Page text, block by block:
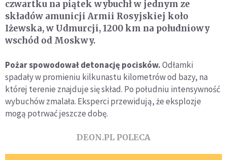
czwartku na piątek wybuchł w jednym ze
składów amunicji Armii Rosyjskiej koło
Iżewska, w Udmurcji, 1200 km na południowy
wschód od Moskwy.
Pożar spowodował detonację pocisków.Odłamki
spadały w promieniu kilkunastu kilometrów od bazy, na
której terenie znajduje się skład. Po południu intensywność
wybuchów zmalała. Eksperci przewidują, że eksplozje
mogą potrwać jeszcze dobę.
DEON.PL POLECA